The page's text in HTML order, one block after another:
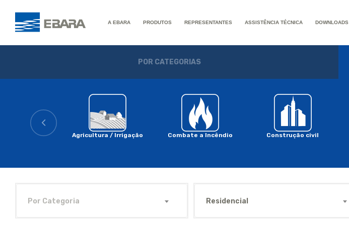
A EBARA PRODUTOS REPRESENTANTES ASSISTÊNCIA TÉCNICA DOWNLOADS
POR CATEGORIAS
Agricultura / Irrigação Combate a Incêndio Construção civil
Por Categoria Residencial